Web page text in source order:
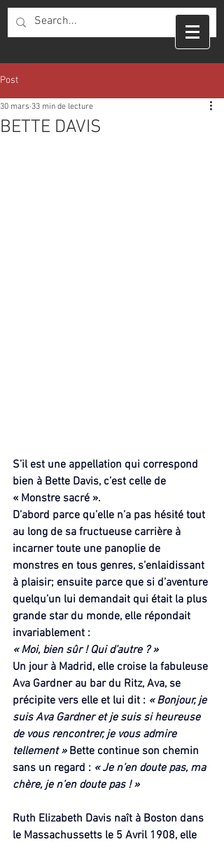
Post
BETTE DAVIS
30 mars 33 min de lecture
S’il est une appellation qui correspond
bien à Bette Davis, c’est celle de
« Monstre sacré ».
D’abord parce qu’elle n’a pas hésité tout
au long de sa fructueuse carrière à
incarner toute une panoplie de
monstres en tous genres, s’enlaidissant
à plaisir; ensuite parce que si d’aventure
quelqu’un lui demandait qui était la plus
grande star du monde, elle répondait
invariablement :
« Moi, bien sûr ! Qui d’autre ? »
Un jour à Madrid, elle croise la fabuleuse
Ava Gardner au bar du Ritz, Ava, se
précipite vers elle et lui dit : « Bonjour, je
suis Ava Gardner et je suis si heureuse
de vous rencontrer, je vous admire
tellement » Bette continue son chemin
sans un regard : « Je n’en doute pas, ma
chère, je n’en doute pas ! »
Ruth Elizabeth Davis naît à Boston dans
le Massachussetts le 5 Avril 1908, elle